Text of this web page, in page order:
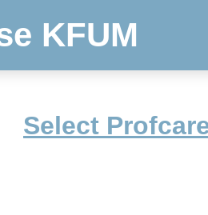
KFUM
Select